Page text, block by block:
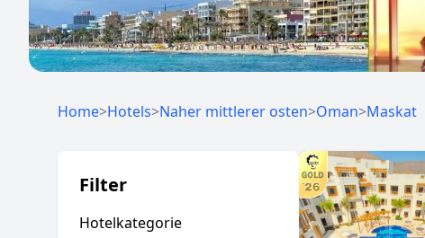
Home>Hotels>Naher mittlerer osten>Oman>Maskat
Filter
Hotelkategorie